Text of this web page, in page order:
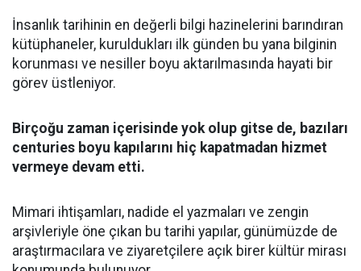
İnsanlık tarihinin en değerli bilgi hazinelerini barındıran
kütüphaneler, kuruldukları ilk günden bu yana bilginin
korunması ve nesiller boyu aktarılmasında hayati bir
görev üstleniyor.
Birçoğu zaman içerisinde yok olup gitse de, bazıları
centuries boyu kapılarını hiç kapatmadan hizmet
vermeye devam etti.
Mimari ihtişamları, nadide el yazmaları ve zengin
arşivleriyle öne çıkan bu tarihi yapılar, günümüzde de
araştırmacılara ve ziyaretçilere açık birer kültür mirası